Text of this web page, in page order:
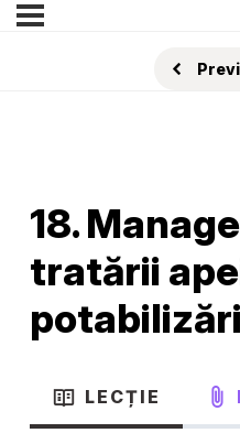
18.
tratării
LECȚIE